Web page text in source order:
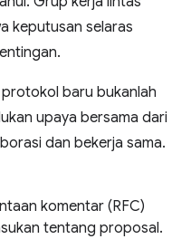
keputusan selaras
baru bukanlah
upaya bersama dari
dan bekerja sama.
komentar (RFC)
tentang proposal.